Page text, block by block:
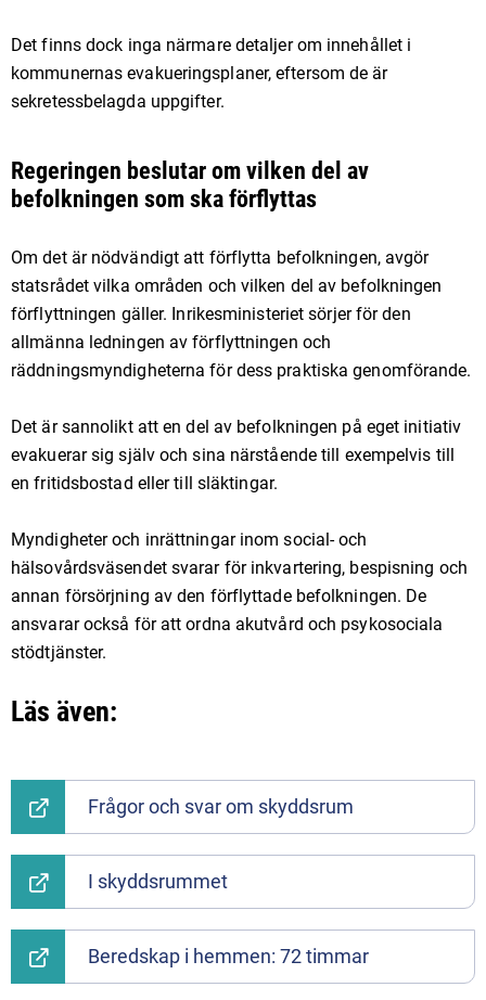
Det finns dock inga närmare detaljer om innehållet i
kommunernas evakueringsplaner, eftersom de är
sekretessbelagda uppgifter.
Regeringen beslutar om vilken del av
befolkningen som ska förflyttas
Om det är nödvändigt att förflytta befolkningen, avgör
statsrådet vilka områden och vilken del av befolkningen
förflyttningen gäller. Inrikesministeriet sörjer för den
allmänna ledningen av förflyttningen och
räddningsmyndigheterna för dess praktiska genomförande.
Det är sannolikt att en del av befolkningen på eget initiativ
evakuerar sig själv och sina närstående till exempelvis till
en fritidsbostad eller till släktingar.
Myndigheter och inrättningar inom social- och
hälsovårdsväsendet svarar för inkvartering, bespisning och
annan försörjning av den förflyttade befolkningen. De
ansvarar också för att ordna akutvård och psykosociala
stödtjänster.
Läs även:
Frågor och svar om skyddsrum
I skyddsrummet
Beredskap i hemmen: 72 timmar